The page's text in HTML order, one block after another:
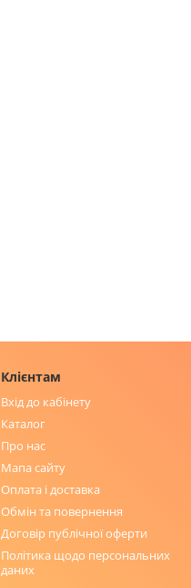
Клієнтам
Вхід до кабінету
Каталог
Про нас
Мапа сайту
Оплата і доставка
Обмін та повернення
Договір публічної оферти
Політика щодо персональних
даних